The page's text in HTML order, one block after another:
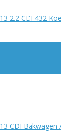
2.2 CDI 432
CDI Bakwagen